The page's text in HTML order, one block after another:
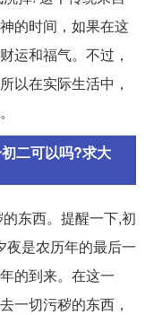
的时间，如果在这
运和福气。不过，
以在实际生活中，
二可以吗?求大
东西。提醒一下,初
夜是农历年的最后一
的到来。在这一
一切污秽的东西，